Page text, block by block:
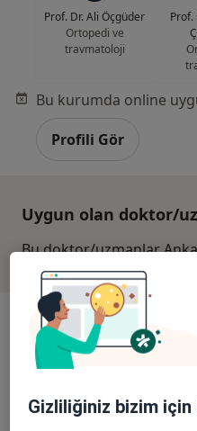
Prof. Dr. Ali Öçgüder
Ortopedi ve
travmatoloji
Prof.
Profili Gör
Uygun olan doktor/
Bu doktor/uzmanlar
yakın bölgelerde
Gizliliğiniz bizim için